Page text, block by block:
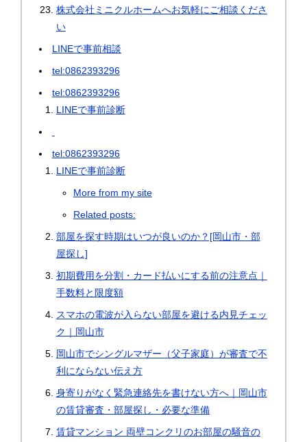
株式会社ミニクルホームへお気軽にご相談くださ
い
LINEで事前相談
tel:0862393296
tel:0862393296
LINEで事前診断
tel:0862393296
LINEで事前診断
More from my site
Related posts:
部屋を探す時期はいつが良いのか？[岡山市・部
屋探し]
初期費用を分割・カード払いにする前の注意点｜
手数料と限度額
スマホの電波が入らない部屋を避ける内見チェッ
ク｜岡山市
岡山市でシングルマザー（父子家庭）が審査で不
利にならない伝え方
身寄りがなく緊急連絡先を書けない方へ｜岡山市
の賃貸審査・部屋探し・必要な準備
賃貸マンション 両壁コンクリのお部屋の騒音の